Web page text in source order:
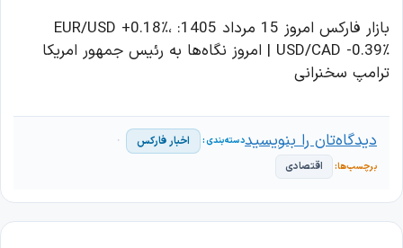
بازار فارکس امروز 15 مرداد 1405: EUR/USD +0.18٪،
USD/CAD -0.39٪ | امروز نگاه‌ها به رئیس جمهور امریکا
ترامپ سخنرانی
اخبار فارکس
اقتصادی
دیدگاه‌تان را بنویسید